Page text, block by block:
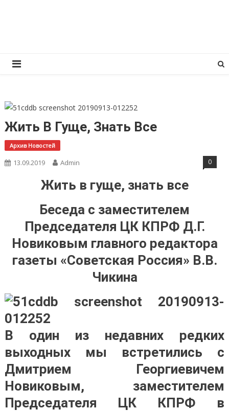
Жить В Гуще, Знать Все
Архив Новостей
13.09.2019 Admin 0
Жить в гуще, знать все
Беседа с заместителем
Председателя ЦК КПРФ Д.Г.
Новиковым главного редактора
газеты «Советская Россия» В.В.
Чикина
В один из недавних редких
выходных мы встретились с
Дмитрием Георгиевичем
Новиковым, заместителем
Председателя ЦК КПРФ в